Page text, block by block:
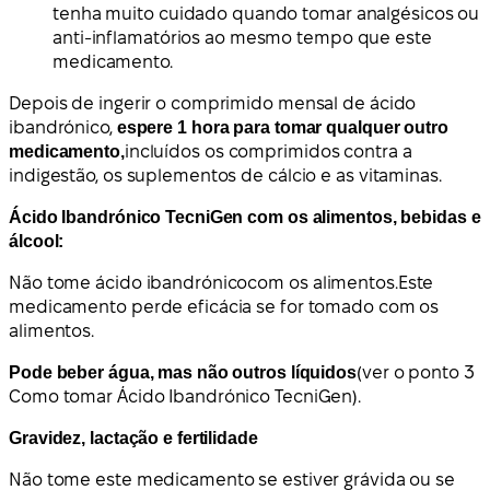
tenha muito cuidado quando tomar analgésicos ou
anti-inflamatórios ao mesmo tempo que este
medicamento.
Depois de ingerir o comprimido mensal de ácido
ibandrónico, espere 1 hora para tomar qualquer outro
medicamento,incluídos os comprimidos contra a
indigestão, os suplementos de cálcio e as vitaminas.
Ácido Ibandrónico TecniGen com os alimentos, bebidas e
álcool:
Não tome ácido ibandrónicocom os alimentos.Este
medicamento perde eficácia se for tomado com os
alimentos.
Pode beber água, mas não outros líquidos(ver o ponto 3
Como tomar Ácido Ibandrónico TecniGen).
Gravidez, lactação e fertilidade
Não tome este medicamento se estiver grávida ou se